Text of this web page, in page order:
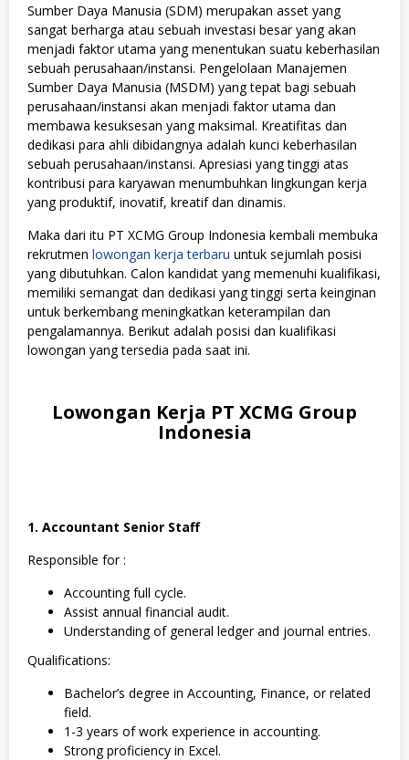
Sumber Daya Manusia (SDM) merupakan asset yang
sangat berharga atau sebuah investasi besar yang akan
menjadi faktor utama yang menentukan suatu keberhasilan
sebuah perusahaan/instansi. Pengelolaan Manajemen
Sumber Daya Manusia (MSDM) yang tepat bagi sebuah
perusahaan/instansi akan menjadi faktor utama dan
membawa kesuksesan yang maksimal. Kreatifitas dan
dedikasi para ahli dibidangnya adalah kunci keberhasilan
sebuah perusahaan/instansi. Apresiasi yang tinggi atas
kontribusi para karyawan menumbuhkan lingkungan kerja
yang produktif, inovatif, kreatif dan dinamis.
Maka dari itu PT XCMG Group Indonesia kembali membuka
rekrutmen lowongan kerja terbaru untuk sejumlah posisi
yang dibutuhkan. Calon kandidat yang memenuhi kualifikasi,
memiliki semangat dan dedikasi yang tinggi serta keinginan
untuk berkembang meningkatkan keterampilan dan
pengalamannya. Berikut adalah posisi dan kualifikasi
lowongan yang tersedia pada saat ini.
Lowongan Kerja PT XCMG Group
Indonesia
1. Accountant Senior Staff
Responsible for :
Accounting full cycle.
Assist annual financial audit.
Understanding of general ledger and journal entries.
Qualifications:
Bachelor’s degree in Accounting, Finance, or related
field.
1-3 years of work experience in accounting.
Strong proficiency in Excel.